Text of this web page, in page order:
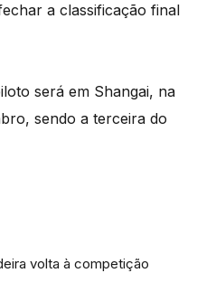
a classificação final
será em Shangai, na
sendo a terceira do
volta à competição